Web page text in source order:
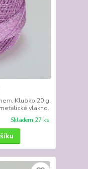
Klubko 20 g,
vlákno.
Skladem 27 ks